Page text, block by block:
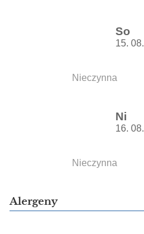
So
15. 08.
Nieczynna
Ni
16. 08.
Nieczynna
Alergeny